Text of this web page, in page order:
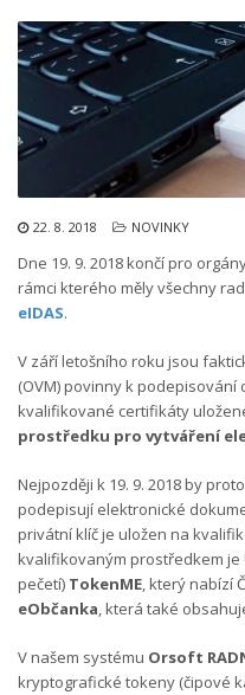
22. 8. 2018 NOVINKY
Dne 19. 9. 2018 končí pro
rámci kterého měly všechny
eIDAS.
V září letošního roku jsou
(OVM) povinny k
kvalifikované certifikáty
prostředku pro vytváření
Nejpozději k 19. 9. 2018 by
podepisují elektronické
privátní klíč je uložen na
kvalifikovaným prostředkem je
pečetí) TokenME, který nabízí
eObčanka, která také
V našem systému Orsoft
kryptografické tokeny (čipové